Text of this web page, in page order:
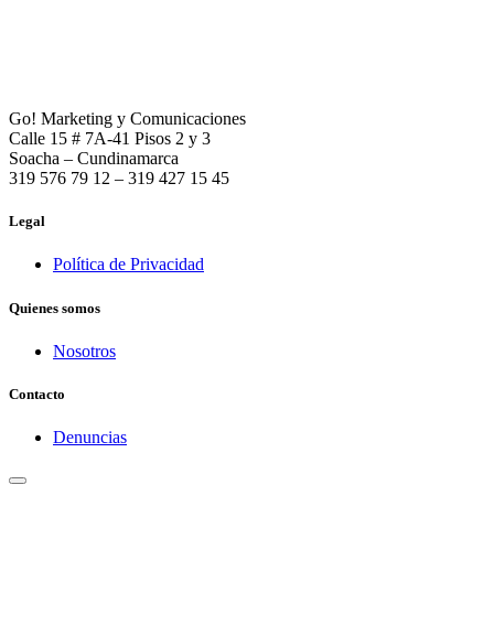
Go! Marketing y Comunicaciones
Calle 15 # 7A-41 Pisos 2 y 3
Soacha – Cundinamarca
319 576 79 12 – 319 427 15 45
Legal
Política de Privacidad
Quienes somos
Nosotros
Contacto
Denuncias